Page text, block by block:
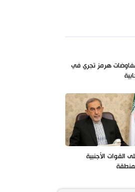
هرمز تجري في
القوات الأجنبية